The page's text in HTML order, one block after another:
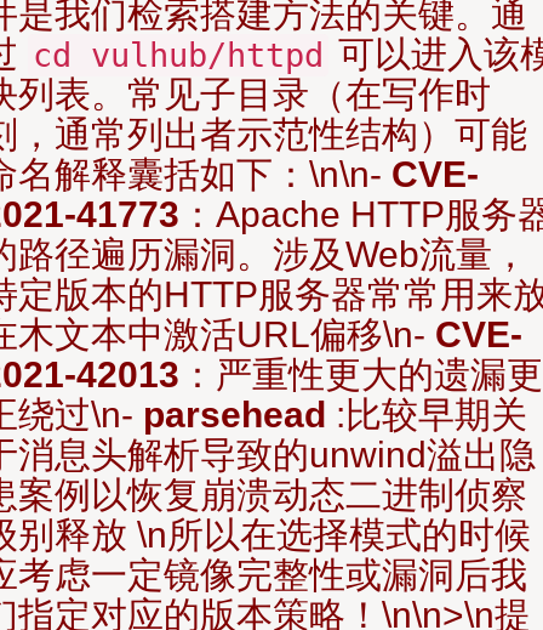
是我们检索搭建方法的关键。通
cd vulhub/httpd 可以进入该
列表。常见子目录（在写作时
，通常列出者示范性结构）可能
名解释囊括如下：\n\n- CVE-
41773 ：Apache HTTP服务
路径遍历漏洞。涉及Web流量，
定版本的HTTP服务器常常用来
木文本中激活URL偏移\n- CVE-
42013 ：严重性更大的遗漏更
绕过\n- parsehead :比较早期关
消息头解析导致的unwind溢出隐
案例以恢复崩溃动态二进制侦察
别释放 \n所以在选择模式的时候
考虑一定镜像完整性或漏洞后我
指定对应的版本策略！\n\n>\n提